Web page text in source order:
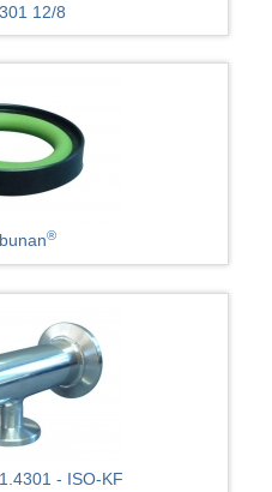
12/8
®
- ISO-KF